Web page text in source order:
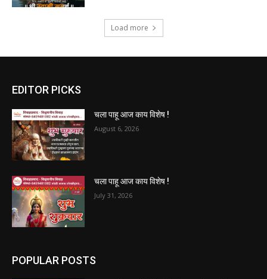
Load more
EDITOR PICKS
चला पाहू आज काय विशेष !
August 6, 2026
चला पाहू आज काय विशेष !
July 31, 2026
POPULAR POSTS